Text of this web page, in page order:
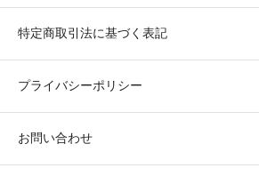
特定商取引法に基づく表記
プライバシーポリシー
お問い合わせ